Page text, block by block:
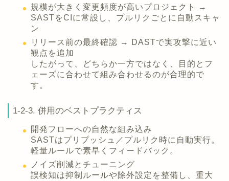
規模が大きく変更頻度が高いプロジェクト →
SASTをCIに常設し、プルリクごとに自動スキャ
ン
リリース前の最終確認 → DASTで実攻撃に近い
観点を追加
したがって、どちらか一方ではなく、目的とフ
ェーズに合わせて組み合わせるのが合理的で
す。
1-2-3. 併用のベストプラクティス
開発フローへの自然な組み込み
SASTはプリプッシュ／プルリク時に自動実行。
軽量ルールで素早くフィードバック。
ノイズ削減とチューニング
誤検知は抑制ルールや除外設定を整備し、重大